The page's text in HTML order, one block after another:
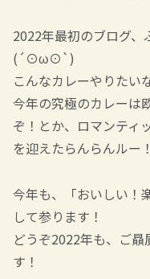
2022年最初のブログ
(´⊙ω⊙`)
こんなカレーやりたい
今年の究極のカレーは
ぞ！とか、ロマンティ
を迎えたらんらんルー！
今年も、「おいしい！
して参ります！
どうぞ2022年も、ご
す！